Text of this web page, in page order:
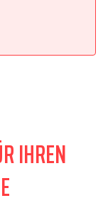
IHREN